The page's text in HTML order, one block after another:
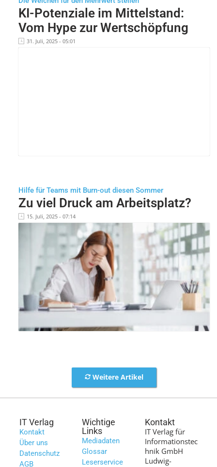
KI-Potenziale im Mittelstand:
Vom Hype zur Wertschöpfung
31. Juli, 2025 - 05:01
Hilfe für Teams mit Burn-out diesen Sommer
Zu viel Druck am Arbeitsplatz?
15. Juli, 2025 - 07:14
Weitere Artikel
IT Verlag
Kontakt
Über uns
Datenschutz
AGB
Wichtige
Links
Mediadaten
Glossar
Leserservice
Kontakt
IT Verlag für
Informationstec
hnik GmbH
Ludwig-